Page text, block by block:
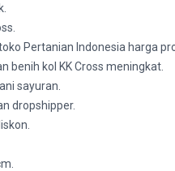
Pertanian Indonesia harga
kol KK Cross meningkat.
sayuran.
dropshipper.